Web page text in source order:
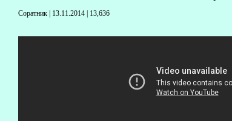
Соратник | 13.11.2014 | 13,636